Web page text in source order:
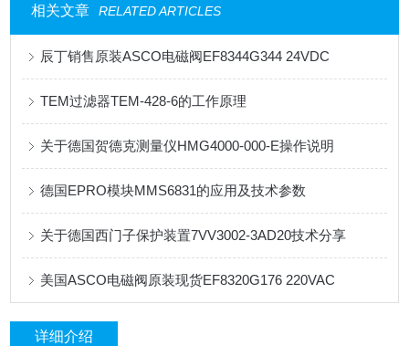
相关文章 RELATED ARTICLES
辰丁销售原装ASCO电磁阀EF8344G344 24VDC
TEM过滤器TEM-428-6的工作原理
关于德国贺德克测量仪HMG4000-000-E操作说明
德国EPRO模块MMS6831的应用及技术参数
关于德国西门子保护装置7VV3002-3AD20技术分享
美国ASCO电磁阀原装现货EF8320G176 220VAC
详细介绍